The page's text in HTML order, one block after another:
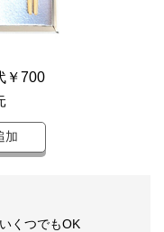
￥700
加
くつでもOK